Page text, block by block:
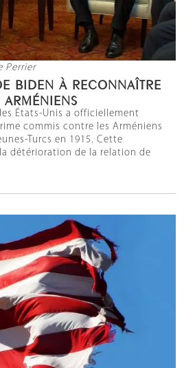
Perrier
BIDEN À RECONNAÎTRE
ARMÉNIENS
États-Unis a officiellement
commis contre les Arméniens
Turcs en 1915. Cette
détérioration de la relation de